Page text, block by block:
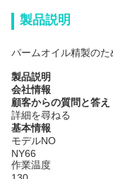
製品説明
パームオイル精製の
製品説明
会社情報
顧客からの質問と答え
詳細を尋ねる
基本情報
モデルNO
NY66
作業温度